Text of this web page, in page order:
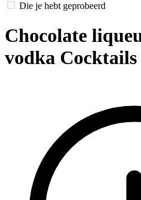
Die je hebt geprobeerd
Chocolate
vodka Cocktails